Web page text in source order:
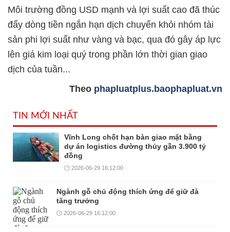
Môi trường đồng USD mạnh và lợi suất cao đã thúc
đẩy dòng tiền ngắn hạn dịch chuyển khỏi nhóm tài
sản phi lợi suất như vàng và bạc, qua đó gây áp lực
lên giá kim loại quý trong phần lớn thời gian giao
dịch của tuần...
Theo phapluatplus.baophapluat.vn
TIN MỚI NHẤT
Vĩnh Long chốt hạn bàn giao mặt bằng
dự án logistics đường thủy gần 3.900 tỷ
đồng
2026-06-29 16:12:00
Ngành gỗ chủ động thích ứng để giữ đà
tăng trưởng
2026-06-29 16:12:00